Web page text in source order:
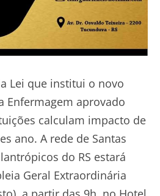
Lei que institui o novo
Enfermagem aprovado
calculam impacto de
ano. A rede de Santas
do RS estará
Geral Extraordinária